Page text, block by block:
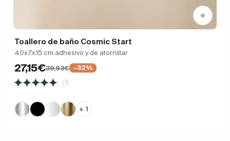
Toallero de baño Cosmic Start
40x7x15 cm adhesivo y de atornillar
27,15€39,93€ −32%
(1)
+ 1